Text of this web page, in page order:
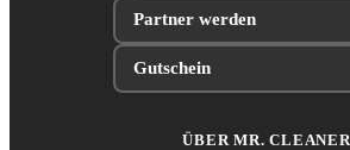
Partner werden
Gutschein
ÜBER MR. CLEANER